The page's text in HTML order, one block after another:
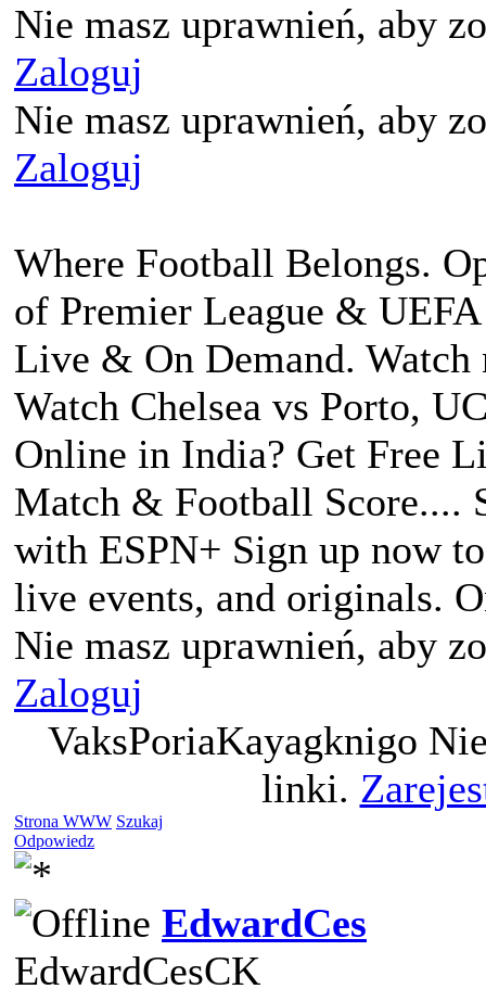
Nie masz uprawnień, aby
Zaloguj
Nie masz uprawnień, aby
Zaloguj
Where Football Belongs.
of Premier League &
Live & On Demand.
Watch Chelsea vs Porto,
Online in India? Get Free
Match & Football Score....
with ESPN+ Sign up now
live events, and originals.
Nie masz uprawnień, aby
Zaloguj
VaksPoriaKayagknigo
linki.
Strona WWW Szukaj
Odpowiedz
EdwardCes
EdwardCesCK